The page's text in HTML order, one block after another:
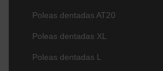
Poleas dentadas AT20
Poleas dentadas XL
Poleas dentadas L